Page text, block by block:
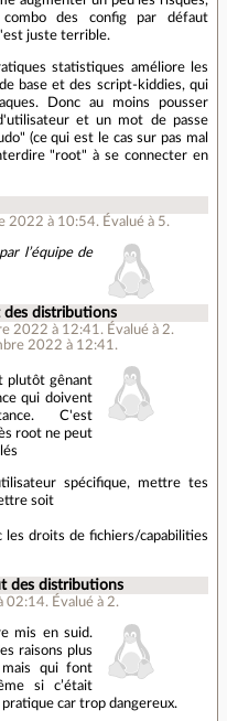
des config par défaut
juste terrible.
statistiques améliore les
base et des script-kiddies, qui
Donc au moins pousser
et un mot de passe
(ce qui est le cas sur pas mal
"root" à se connecter en
2022 à 10:54. Évalué à 5.
l’équipe de
des distributions
2022 à 12:41 . Évalué à 2.
2022 à 12:41.
plutôt gênant
qui doivent
C'est
root ne peut
spécifique, mettre tes
soit
droits de fichiers/capabilities
des distributions
02:14. Évalué à 2.
mis en suid.
raisons plus
mais qui font
si c’était
car trop dangereux.